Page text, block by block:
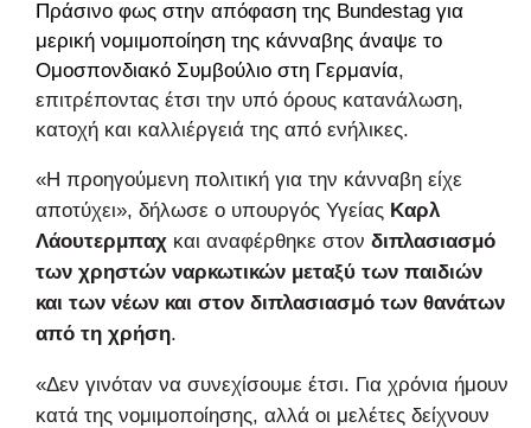
Πράσινο φως στην απόφαση της Bundestag για
μερική νομιμοποίηση της κάνναβης άναψε το
Ομοσπονδιακό Συμβούλιο στη Γερμανία,
επιτρέποντας έτσι την υπό όρους κατανάλωση,
κατοχή και καλλιέργειά της από ενήλικες.
«Η προηγούμενη πολιτική για την κάνναβη είχε
αποτύχει», δήλωσε ο υπουργός Υγείας Καρλ
Λάουτερμπαχ και αναφέρθηκε στον διπλασιασμό
των χρηστών ναρκωτικών μεταξύ των παιδιών
και των νέων και στον διπλασιασμό των θανάτων
από τη χρήση.
«Δεν γινόταν να συνεχίσουμε έτσι. Για χρόνια ήμουν
κατά της νομιμοποίησης, αλλά οι μελέτες δείχνουν